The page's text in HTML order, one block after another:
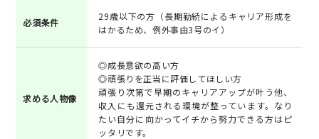
必須条件
29歳以下の方（長期勤続によるキャリア形成を
はかるため、例外事由3号のイ）
求める人物像
◎成長意欲の高い方
◎頑張りを正当に評価してほしい方
頑張り次第で早期のキャリアアップが叶う他、
収入にも還元される環境が整っています。なり
たい自分に向かってイチから努力できる方はピ
ッタリです。